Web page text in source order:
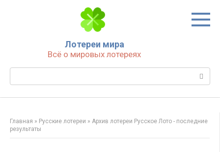
Лотереи мира
Всё о мировых лотереях
Поиск:
Главная » Русские лотереи » Архив лотереи Русское Лото - последние
результаты